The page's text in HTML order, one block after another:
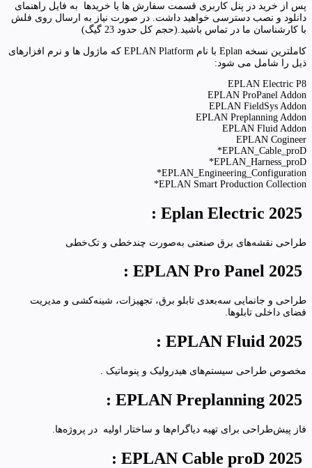
پس از خرید در پنل کاربری قسمت سفارش ها یا خریدها به فایل راهنمای
دانلود و نصب دسترسی خواهید داشت. در صورت نیاز به ارسال روی فلش
با کارشناسان ما در تماس باشید.(حجم کل حدود 23 گیگ)
کاملترین نسخه Eplan با نام EPLAN Platform که ماژول ها و نرم افزارهای
ذیل را شامل می شود:
EPLAN Electric P8
EPLAN ProPanel Addon
EPLAN FieldSys Addon
EPLAN Preplanning Addon
EPLAN Fluid Addon
EPLAN Cogineer
*EPLAN_Cable_proD
*EPLAN_Harness_proD
*EPLAN_Engineering_Configuration
*EPLAN Smart Production Collection
طراحی نقشه‌های برق صنعتی به‌صورت چندخطی و تک‌خطی
EPLAN Pro Panel 2025
:
طراحی و جانمایی سه‌بعدی تابلو برق، تجهیزات، شینه‌کشی و مدیریت
فضای داخلی تابلوها.
EPLAN Fluid 2025
:
مخصوص طراحی سیستم‌های هیدرولیک و پنوماتیک .
EPLAN Preplanning 2025
:
فاز پیش‌طراحی برای تهیه دیاگرام‌ها و ساختار اولیه در پروژه‌ها.
EPLAN Cable proD 2025
: